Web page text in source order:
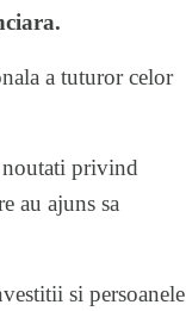
a tuturor celor
noutati privind
au ajuns sa
si persoanele